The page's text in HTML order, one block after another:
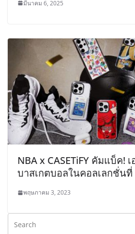
มีนาคม 6, 2025
NBA x CASETiFY คัมแบ็ค!
บาสเกตบอลในคอลเลกชั่น
พฤษภาคม 3, 2023